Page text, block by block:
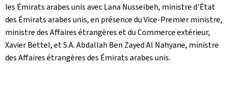
les Émirats arabes unis avec Lana Nusseibeh, ministre d'État
des Émirats arabes unis, en présence du Vice-Premier ministre,
ministre des Affaires étrangères et du Commerce extérieur,
Xavier Bettel, et S.A. Abdallah Ben Zayed Al Nahyane, ministre
des Affaires étrangères des Émirats arabes unis.